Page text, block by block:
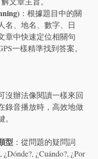
：根據題目中的關
名、地名、數字、日
章中快速定位相關句
一樣精準找到答案。
沒辦法像閱讀一樣來回
錄音播放時，高效地做
型 ：從問題的疑問詞
¿Dónde?, ¿Cuándo?, ¿Por